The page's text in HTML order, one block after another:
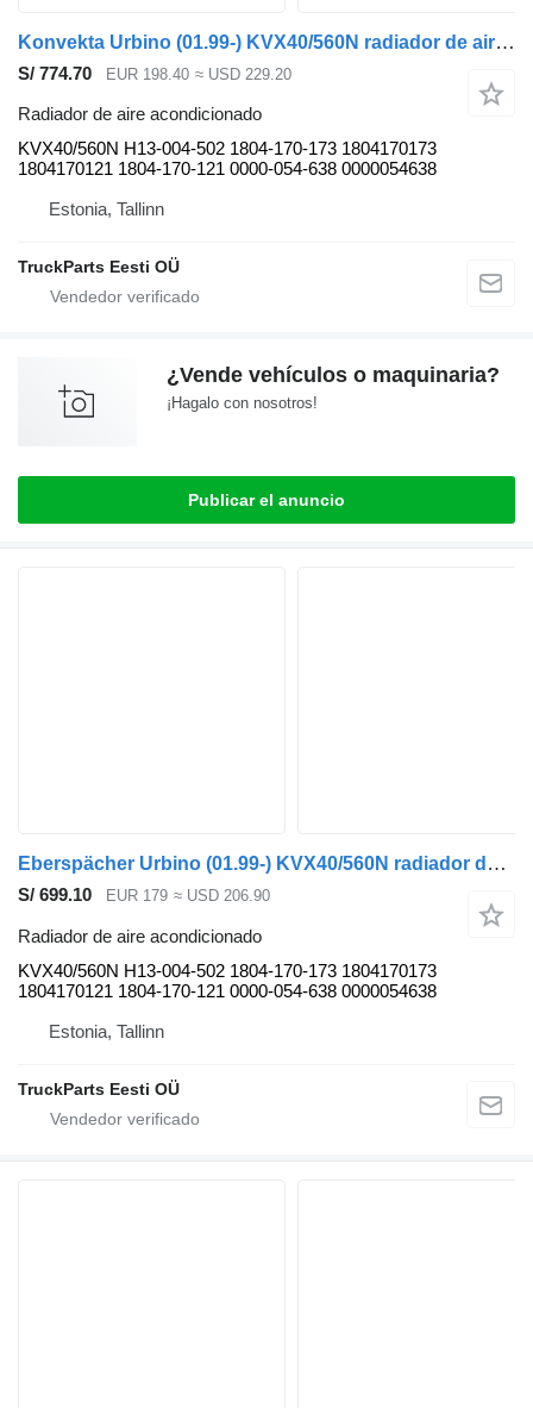
Konvekta Urbino (01.99-) KVX40/560N radiador de aire acondicionado para Solaris Urbino, Alpino, Vacanza (1999-) autobús
S/ 774.70 EUR 198.40 ≈ USD 229.20
Radiador de aire acondicionado
KVX40/560N H13-004-502 1804-170-173 1804170173
1804170121 1804-170-121 0000-054-638 0000054638
Estonia, Tallinn
TruckParts Eesti OÜ
¿Vende vehículos o maquinaria?
¡Hagalo con nosotros!
Publicar el anuncio
Eberspächer Urbino (01.99-) KVX40/560N radiador de aire acondicionado para Solaris Urbino, Alpino, Vacanza (1999-) autobús
S/ 699.10 EUR 179 ≈ USD 206.90
Radiador de aire acondicionado
KVX40/560N H13-004-502 1804-170-173 1804170173
1804170121 1804-170-121 0000-054-638 0000054638
Estonia, Tallinn
TruckParts Eesti OÜ